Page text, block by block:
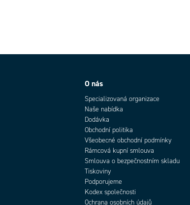
O nás
Specializovaná organizace
Naše nabídka
Dodávka
Obchodní politika
Všeobecné obchodní podmínky
Rámcová kupní smlouva
Smlouva o bezpečnostním skladu
Tiskoviny
Podporujeme
Kodex společnosti
Ochrana osobních údajů